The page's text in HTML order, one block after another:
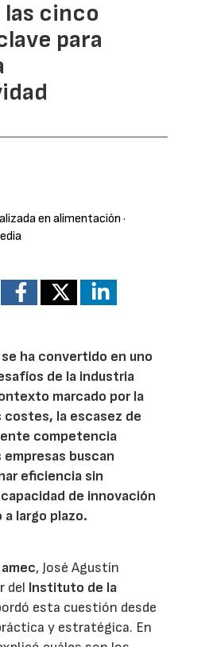
cinco
para
en alimentación ·
ha convertido en uno
de la industria
marcado por la
costes, la escasez de
competencia
buscan
eficiencia sin
de innovación
largo plazo.
, José Agustín
del Instituto de la
esta cuestión desde
y estratégica. En